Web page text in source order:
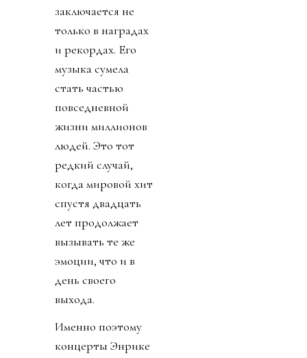
заключается не
только в наградах
и рекордах. Его
музыка сумела
стать частью
повседневной
жизни миллионов
людей. Это тот
редкий случай,
когда мировой хит
спустя двадцать
лет продолжает
вызывать те же
эмоции, что и в
день своего
выхода.
Именно поэтому
концерты Энрике